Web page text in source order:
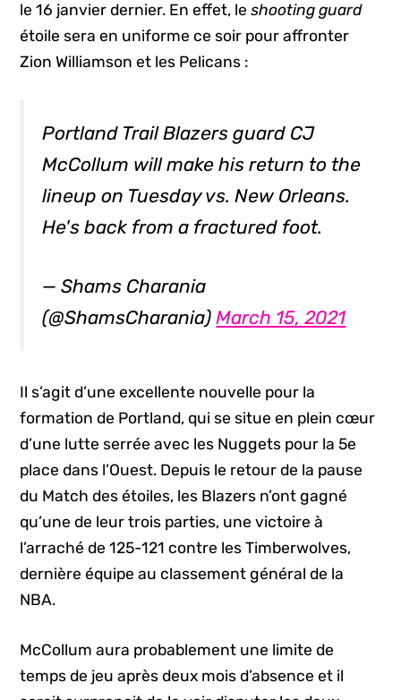
le 16 janvier dernier. En effet, leshooting guard
étoile sera en uniforme ce soir pour affronter
Zion Williamson et les Pelicans :
Portland Trail Blazers guard CJ
McCollum will make his return to the
lineup on Tuesday vs. New Orleans.
He's back from a fractured foot.
— Shams Charania
(@ShamsCharania)March 15, 2021
Il s’agit d’une excellente nouvelle pour la
formation de Portland, qui se situe en plein cœur
d’une lutte serrée avec les Nuggets pour la 5e
place dans l’Ouest. Depuis le retour de la pause
du Match des étoiles, les Blazers n’ont gagné
qu’une de leur trois parties, une victoire à
l’arraché de 125-121 contre les Timberwolves,
dernière équipe au classement général de la
NBA.
McCollum aura probablement une limite de
temps de jeu après deux mois d’absence et il